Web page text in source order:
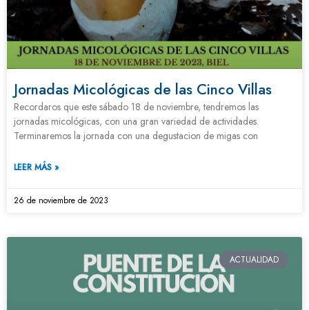
Jornadas Micológicas de las Cinco Villas
Recordaros que este sábado 18 de noviembre, tendremos las
jornadas micológicas, con una gran variedad de actividades.
Terminaremos la jornada con una degustacion de migas con
LEER MÁS »
26 de noviembre de 2023
ACTUALIDAD